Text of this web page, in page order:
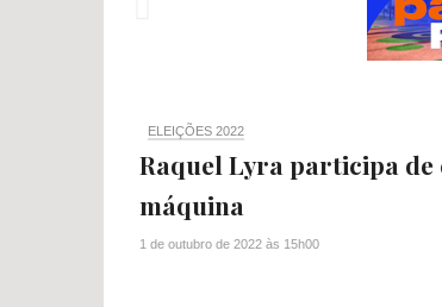
ELEIÇÕES 2022
Raquel Lyra participa
máquina
1 de outubro de 2022 às 15h00